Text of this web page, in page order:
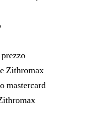
Zithromax
mastercard